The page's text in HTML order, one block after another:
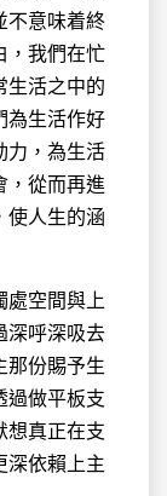
不意味着終
，我們在忙
生活之中的
為生活作好
力，為生活
，從而再進
使人生的涵
處空間與上
深呼深吸去
那份賜予生
過做平板支
想真正在支
深依賴上主